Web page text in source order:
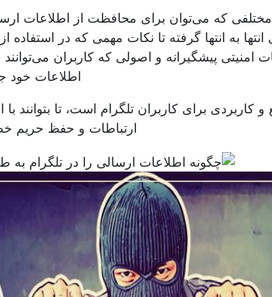
که می‌توان برای محافظت از اطلاعات
به انتها گرفته تا نکات مهمی که در
پیشگیرانه و اصولی که کاربران می‌توانند
اطلاعات خود
و کاربردی برای کاربران تلگرام است، تا بتوانند
ارتباطات و حفظ حریم